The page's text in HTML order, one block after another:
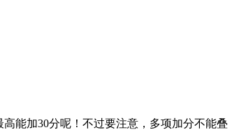
能加30分呢！不过要注意，多项加分不能叠